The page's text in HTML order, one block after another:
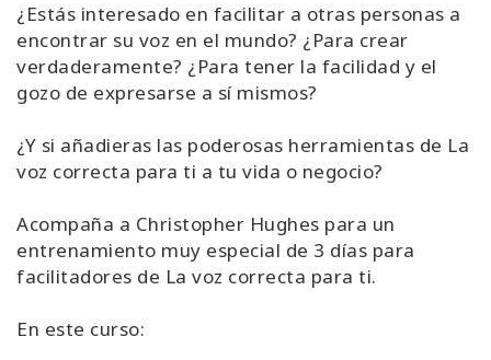
More
BUSCAR
¿Estás interesado en facilitar a otras personas a
encontrar su voz en el mundo? ¿Para crear
verdaderamente? ¿Para tener la facilidad y el
gozo de expresarse a sí mismos?
¿Y si añadieras las poderosas herramientas de La
voz correcta para ti a tu vida o negocio?
Acompaña a Christopher Hughes para un
entrenamiento muy especial de 3 días para
facilitadores de La voz correcta para ti.
En este curso: